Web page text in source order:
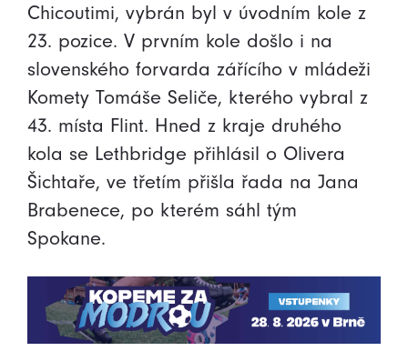
Chicoutimi, vybrán byl v úvodním kole z
23. pozice. V prvním kole došlo i na
slovenského forvarda zářícího v mládeži
Komety Tomáše Seliče, kterého vybral z
43. místa Flint. Hned z kraje druhého
kola se Lethbridge přihlásil o Olivera
Šichtaře, ve třetím přišla řada na Jana
Brabenece, po kterém sáhl tým
Spokane.